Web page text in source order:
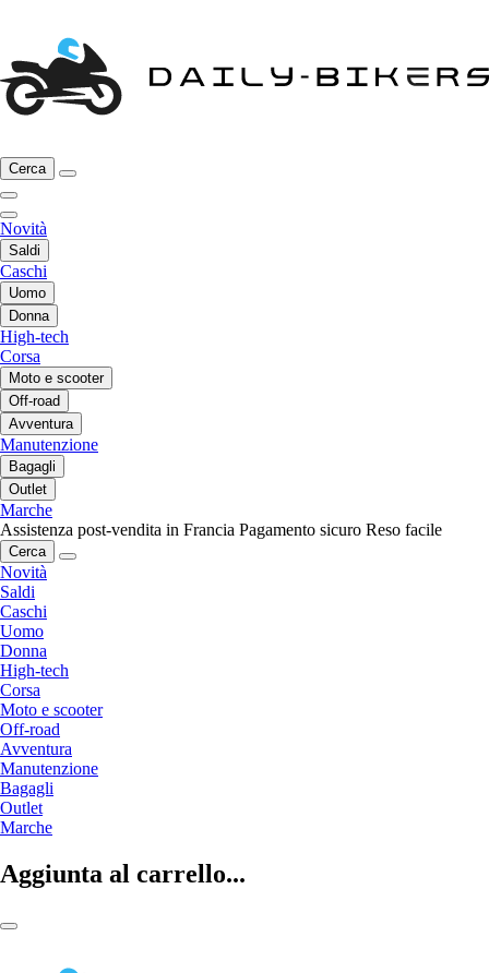
Cerca
Novità
Saldi
Caschi
Uomo
Donna
High-tech
Corsa
Moto e scooter
Off-road
Avventura
Manutenzione
Bagagli
Outlet
Marche
Assistenza post-vendita in Francia Pagamento sicuro Reso facile
Cerca
Novità
Saldi
Caschi
Uomo
Donna
High-tech
Corsa
Moto e scooter
Off-road
Avventura
Manutenzione
Bagagli
Outlet
Marche
Aggiunta al carrello...